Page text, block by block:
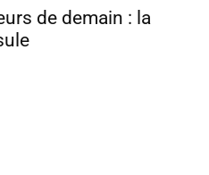
de demain : la